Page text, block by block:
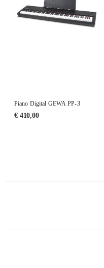
Piano Digital GEWA PP-3
€410,00